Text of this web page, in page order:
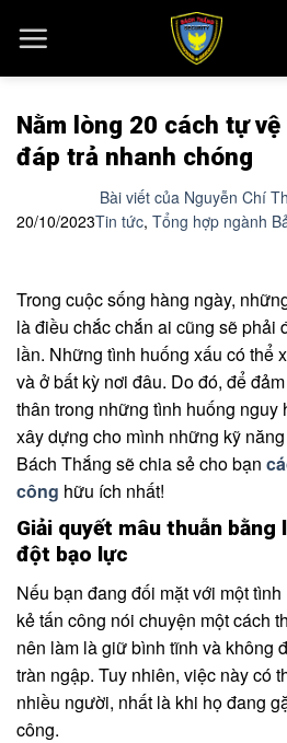
đến
Nằm lòng 20 cách tự
đáp trả nhanh chóng
20/10/2023
Bài viết của Nguyễn Chí
Tin tức, Tổng hợp ngành
Trong cuộc sống hàng ngày,
là điều chắc chắn ai cũng sẽ phải
lần. Những tình huống xấu có thể
và ở bất kỳ nơi đâu. Do đó, để
thân trong những tình huống nguy
xây dựng cho mình những kỹ
Bách Thắng sẽ chia sẻ cho bạn
công hữu ích nhất!
Giải quyết mâu thuẫn bằng
đột bạo lực
Nếu bạn đang đối mặt với một
kẻ tấn công nói chuyện một cách
nên làm là giữ bình tĩnh và không
tràn ngập. Tuy nhiên, việc này có
nhiều người, nhất là khi họ đang
công.